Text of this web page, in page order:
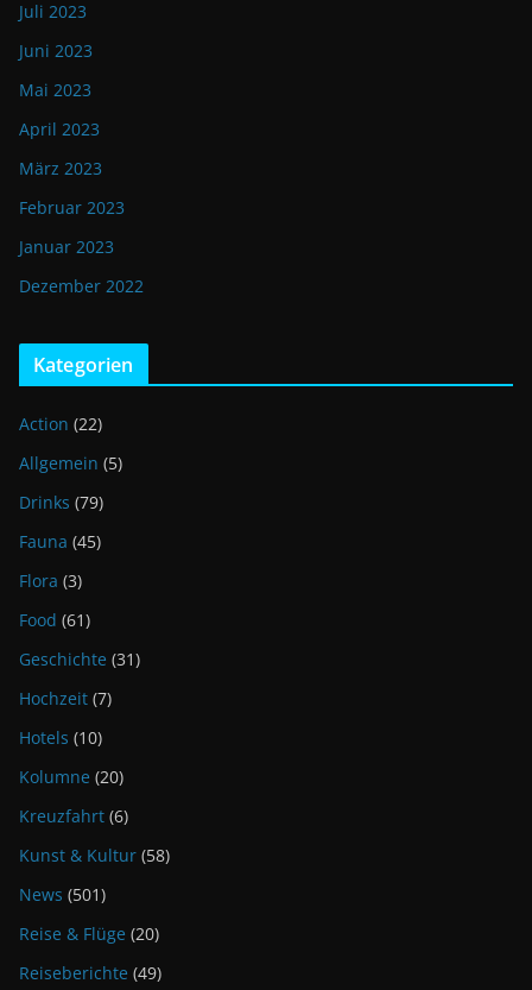
Juli 2023
Juni 2023
Mai 2023
April 2023
März 2023
Februar 2023
Januar 2023
Dezember 2022
Kategorien
Action (22)
Allgemein (5)
Drinks (79)
Fauna (45)
Flora (3)
Food (61)
Geschichte (31)
Hochzeit (7)
Hotels (10)
Kolumne (20)
Kreuzfahrt (6)
Kunst & Kultur (58)
News (501)
Reise & Flüge (20)
Reiseberichte (49)